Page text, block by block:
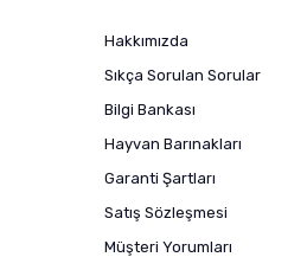
Hakkımızda
Sıkça Sorulan Sorular
Bilgi Bankası
Hayvan Barınakları
Garanti Şartları
Satış Sözleşmesi
Müşteri Yorumları